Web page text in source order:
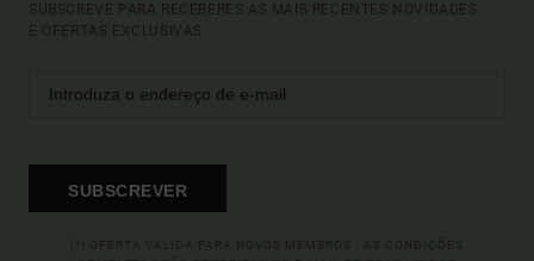
SUBSCREVE PARA RECEBERES AS MAIS RECENTES NOVIDADES
E OFERTAS EXCLUSIVAS.
SUBSCREVER